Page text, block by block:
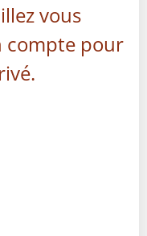
vous
compte pour